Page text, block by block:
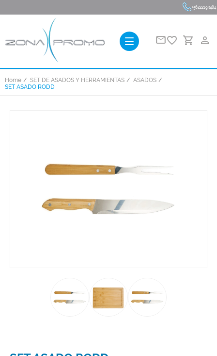
+56222193484
favorite_border person_outline
Home SET DE ASADOS Y HERRAMIENTAS
ASADOS
SET ASADO RODD